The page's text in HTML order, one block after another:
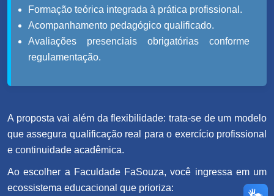
Formação teórica integrada à prática profissional.
Acompanhamento pedagógico qualificado.
Avaliações presenciais obrigatórias conforme
regulamentação.
A proposta vai além da flexibilidade: trata-se de um modelo
que assegura qualificação real para o exercício profissional
e continuidade acadêmica.
Ao escolher a Faculdade FaSouza, você ingressa em um
ecossistema educacional que prioriza: